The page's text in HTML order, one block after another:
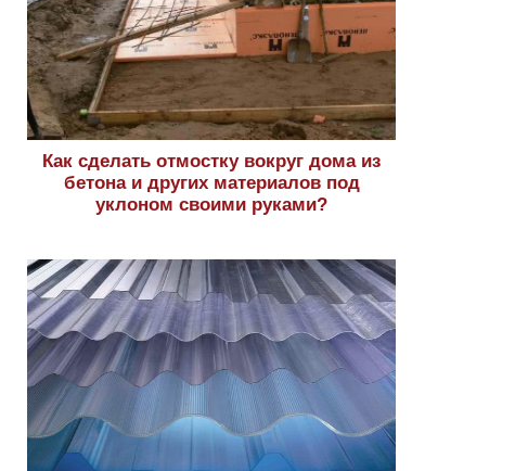
Как сделать отмостку вокруг дома из
бетона и других материалов под
уклоном своими руками?